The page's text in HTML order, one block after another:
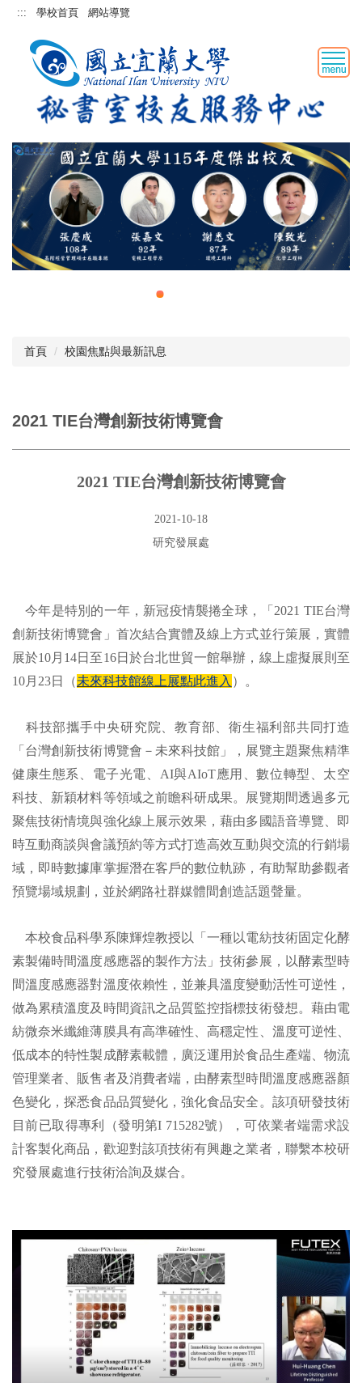
跳::: 學校首頁 網站導覽
首頁 校園焦點與最新訊息
2021 TIE台灣創新技術博覽會
2021 TIE台灣創新技術博覽會
2021-10-18
研究發展處
今年是特別的一年，新冠疫情襲捲全球，「2021 TIE台灣
創新技術博覽會」首次結合實體及線上方式並行策展，實體
展於10月14日至16日於台北世貿一館舉辦，線上虛擬展則至
10月23日（未來科技館線上展點此進入 ）。
科技部攜手中央研究院、教育部、衛生福利部共同打造
「台灣創新技術博覽會－未來科技館」，展覽主題聚焦精準
健康生態系、電子光電、AI與AIoT應用、數位轉型、太空
科技、新穎材料等領域之前瞻科研成果。展覽期間透過多元
聚焦技術情境與強化線上展示效果，藉由多國語音導覽、即
時互動商談與會議預約等方式打造高效互動與交流的行銷場
域，即時數據庫掌握潛在客戶的數位軌跡，有助幫助參觀者
預覽場域規劃，並於網路社群媒體間創造話題聲量。
本校食品科學系陳輝煌教授以「一種以電紡技術固定化酵
素製備時間溫度感應器的製作方法」技術參展，以酵素型時
間溫度感應器對溫度依賴性，並兼具溫度變動活性可逆性，
做為累積溫度及時間資訊之品質監控指標技術發想。藉由電
紡微奈米纖維薄膜具有高準確性、高穩定性、溫度可逆性、
低成本的特性製成酵素載體，廣泛運用於食品生產端、物流
管理業者、販售者及消費者端，由酵素型時間溫度感應器顏
色變化，探悉食品品質變化，強化食品安全。該項研發技術
目前已取得專利（發明第I 715282號），可依業者端需求設
計客製化商品，歡迎對該項技術有興趣之業者，聯繫本校研
究發展處進行技術洽詢及媒合。